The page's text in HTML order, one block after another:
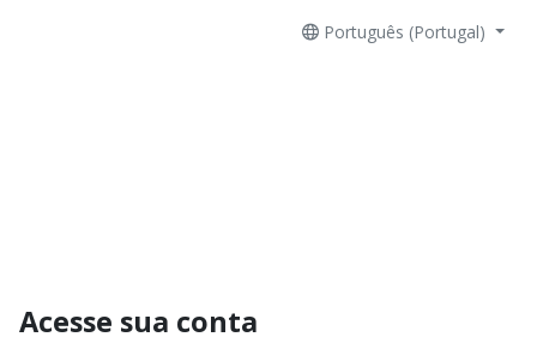
Português (Portugal)
Acesse sua conta